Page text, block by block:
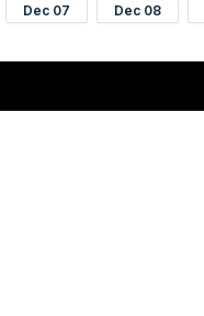
Dec 07 Dec 08